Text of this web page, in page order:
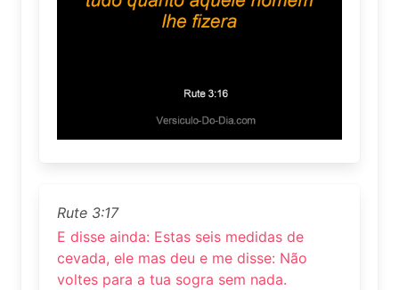
Rute 3:17
E disse ainda: Estas seis medidas de
cevada, ele mas deu e me disse: Não
voltes para a tua sogra sem nada.